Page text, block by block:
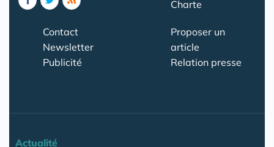
Charte
Contact
Newsletter
Publicité
Proposer un
article
Relation presse
Actualité